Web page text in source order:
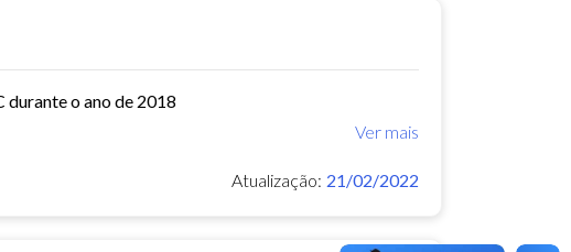
durante o ano de 2018
Ver mais
Atualização: 21/02/2022